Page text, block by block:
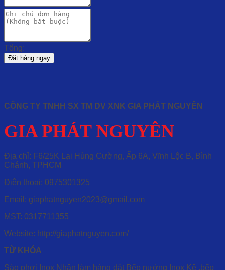
Tổng:
Đặt hàng ngay
CÔNG TY TNHH SX TM DV XNK GIA PHÁT NGUYÊN
GIA PHÁT NGUYÊN
Địa chỉ: F6/25K Lại Hùng Cường, Ấp 6A, Vĩnh Lộc B, Bình
Chánh, TPHCM
Điện thoại: 0975301325
Email: giaphatnguyen2023@gmail.com
MST: 0317711355
Website: http://giaphatnguyen.com/
TỪ KHÓA
Sào phơi Inox Nhận làm hàng đặt Bếp nướng Inox Kệ ,bếp